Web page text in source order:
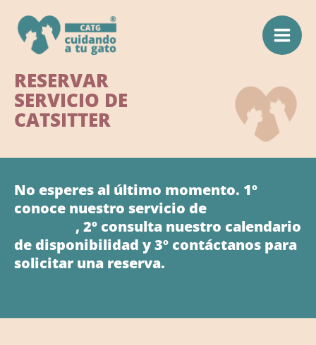
contenido
RESERVAR
SERVICIO DE
CATSITTER
No esperes al último momento. 1º
conoce nuestro servicio de
, 2º consulta nuestro calendario
de disponibilidad y 3º contáctanos para
solicitar una reserva.